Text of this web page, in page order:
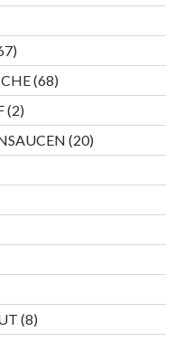
67
Produkte
6868
Produkte
22
Produkte
2020
Produkte
88
Produkte